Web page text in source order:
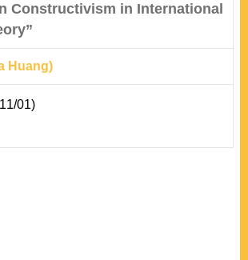
Constructivism in International
Huang)
01)